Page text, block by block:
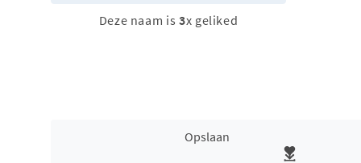
Deze naam is 3x geliked
Opslaan